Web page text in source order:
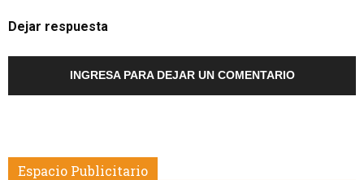
Dejar respuesta
INGRESA PARA DEJAR UN COMENTARIO
Espacio Publicitario